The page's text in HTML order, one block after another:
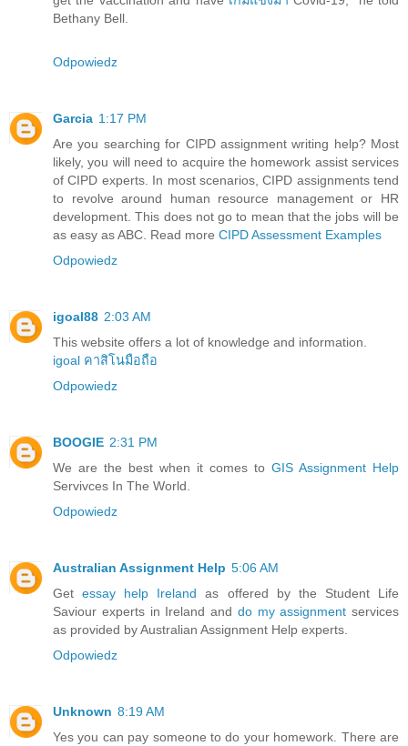
Bethany Bell.
Odpowiedz
Garcia 1:17 PM
Are you searching for CIPD assignment writing help? Most
likely, you will need to acquire the homework assist services
of CIPD experts. In most scenarios, CIPD assignments tend
to revolve around human resource management or HR
development. This does not go to mean that the jobs will be
as easy as ABC. Read more CIPD Assessment Examples
Odpowiedz
igoal88 2:03 AM
This website offers a lot of knowledge and information.
igoal คาสิโนมือถือ
Odpowiedz
BOOGIE 2:31 PM
We are the best when it comes to GIS Assignment Help
Servivces In The World.
Odpowiedz
Australian Assignment Help 5:06 AM
Getessay help Ireland as offered by the Student Life
Saviour experts in Ireland and do my assignment services
as provided by Australian Assignment Help experts.
Odpowiedz
Unknown 8:19 AM
Yes you can pay someone to do your homework. There are